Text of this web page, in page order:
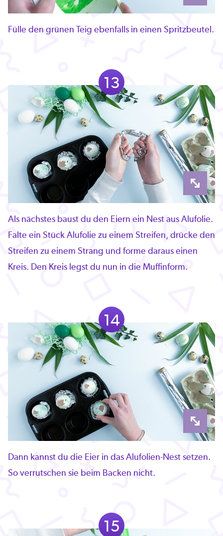
Fülle den grünen Teig ebenfalls in einen Spritzbeutel.
13
Als nächstes baust du den Eiern ein Nest aus Alufolie.
Falte ein Stück Alufolie zu einem Streifen, drücke den
Streifen zu einem Strang und forme daraus einen
Kreis. Den Kreis legst du nun in die Muffinform.
14
Dann kannst du die Eier in das Alufolien-Nest setzen.
So verrutschen sie beim Backen nicht.
15